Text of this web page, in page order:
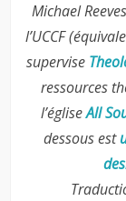
Michael
l’UCCF
supervise
ressources
l’égliseAll
dessous est